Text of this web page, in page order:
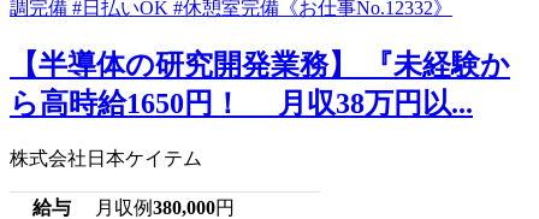
【半導体の研究開発業務】 『未経験か
ら高時給1650円！ 月収38万円以...
株式会社日本ケイテム
給与 月収例380,000円